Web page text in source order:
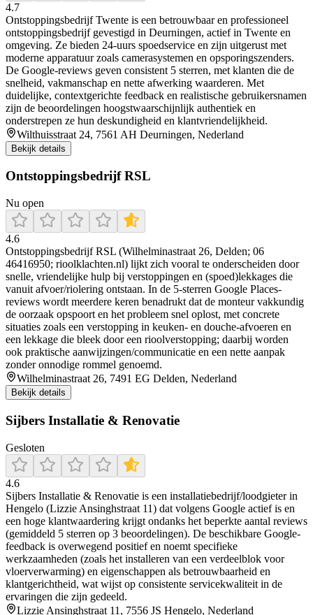
4.7
Ontstoppingsbedrijf Twente is een betrouwbaar en professioneel
ontstoppingsbedrijf gevestigd in Deurningen, actief in Twente en
omgeving. Ze bieden 24-uurs spoedservice en zijn uitgerust met
moderne apparatuur zoals camerasystemen en opsporingszenders.
De Google-reviews geven consistent 5 sterren, met klanten die de
snelheid, vakmanschap en nette afwerking waarderen. Met
duidelijke, contextgerichte feedback en realistische gebruikersnamen
zijn de beoordelingen hoogstwaarschijnlijk authentiek en
onderstrepen ze hun deskundigheid en klantvriendelijkheid.
Wilthuisstraat 24, 7561 AH Deurningen, Nederland
Bekijk details
Ontstoppingsbedrijf RSL
Nu open
4.6
Ontstoppingsbedrijf RSL (Wilhelminastraat 26, Delden; 06
46416950; rioolklachten.nl) lijkt zich vooral te onderscheiden door
snelle, vriendelijke hulp bij verstoppingen en (spoed)lekkages die
vanuit afvoer/riolering ontstaan. In de 5-sterren Google Places-
reviews wordt meerdere keren benadrukt dat de monteur vakkundig
de oorzaak opspoort en het probleem snel oplost, met concrete
situaties zoals een verstopping in keuken- en douche-afvoeren en
een lekkage die bleek door een rioolverstopping; daarbij worden
ook praktische aanwijzingen/communicatie en een nette aanpak
zonder onnodige rommel genoemd.
Wilhelminastraat 26, 7491 EG Delden, Nederland
Bekijk details
Sijbers Installatie & Renovatie
Gesloten
4.6
Sijbers Installatie & Renovatie is een installatiebedrijf/loodgieter in
Hengelo (Lizzie Ansinghstraat 11) dat volgens Google actief is en
een hoge klantwaardering krijgt ondanks het beperkte aantal reviews
(gemiddeld 5 sterren op 3 beoordelingen). De beschikbare Google-
feedback is overwegend positief en noemt specifieke
werkzaamheden (zoals het installeren van een verdeelblok voor
vloerverwarming) en eigenschappen als betrouwbaarheid en
klantgerichtheid, wat wijst op consistente servicekwaliteit in de
ervaringen die zijn gedeeld.
Lizzie Ansinghstraat 11, 7556 JS Hengelo, Nederland